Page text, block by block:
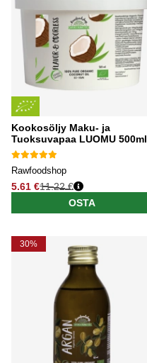
Kookosöljy Maku- ja
Tuoksuvapaa LUOMU 500ml
Rawfoodshop
5.61 €
Normaali hinta
11.22 €
OSTA
30%